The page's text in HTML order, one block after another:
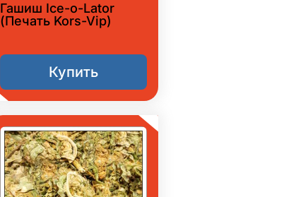
Гашиш Ice-o-Lator
(Печать Kors-Vip)
Купить